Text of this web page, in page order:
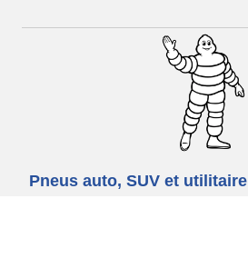
Pneus auto, SUV et utilitaire